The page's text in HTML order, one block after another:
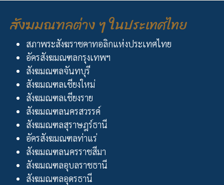
สังฆมณฑลต่าง ๆ ในประเทศไทย
สภาพระสังฆราชคาทอลิกแห่งประเทศไทย
อัครสังฆมณฑลกรุงเทพฯ
สังฆมณฑลจันทบุรี
สังฆมณฑลเชียงใหม่
สังฆมณฑลเชียงราย
สังฆมณฑลนครสวรรค์
สังฆมณฑลสุราษฎร์ธานี
อัครสังฆมณฑลท่าแร่
สังฆมณฑลนครราชสีมา
สังฆมณฑลอุบลราชธานี
สังฆมณฑลอุดรธานี